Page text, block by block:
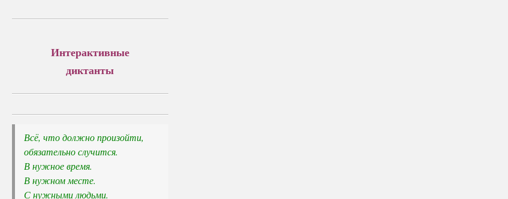
Интерактивные
диктанты
Всё, что должно произойти,
обязательно случится.
В нужное время.
В нужном месте.
С нужными людьми.